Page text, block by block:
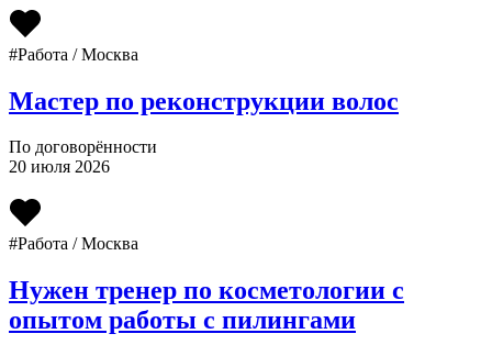
#Работа / Москва
Мастер по реконструкции волос
По договорённости
20 июля 2026
#Работа / Москва
Нужен тренер по косметологии с
опытом работы с пилингами